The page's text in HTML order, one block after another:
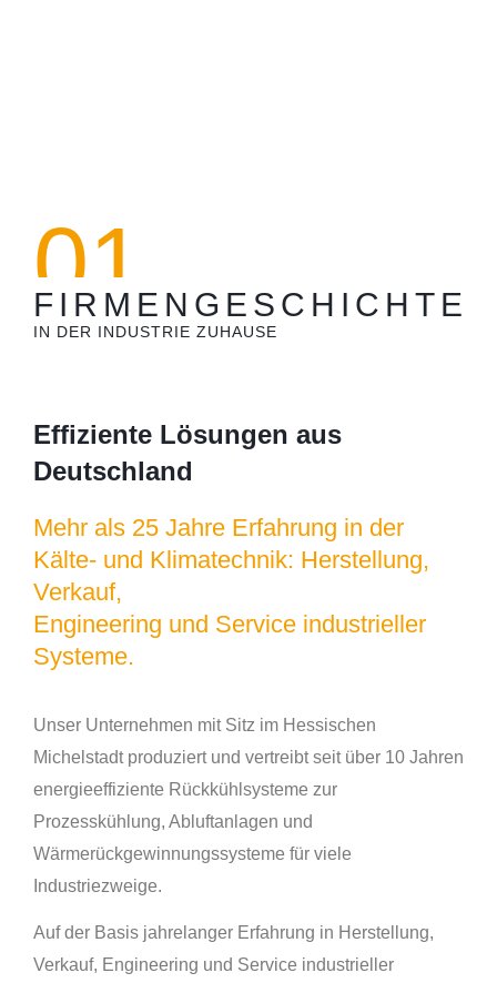
01
FIRMENGESCHICHTE
IN DER INDUSTRIE ZUHAUSE
Effiziente Lösungen aus
Deutschland
Mehr als 25 Jahre Erfahrung in der
Kälte- und Klimatechnik: Herstellung,
Verkauf,
Engineering und Service industrieller
Systeme.
Unser Unternehmen mit Sitz im Hessischen
Michelstadt produziert und vertreibt seit über 10 Jahren
energieeffiziente Rückkühlsysteme zur
Prozesskühlung, Abluftanlagen und
Wärmerückgewinnungssysteme für viele
Industriezweige.
Auf der Basis jahrelanger Erfahrung in Herstellung,
Verkauf, Engineering und Service industrieller